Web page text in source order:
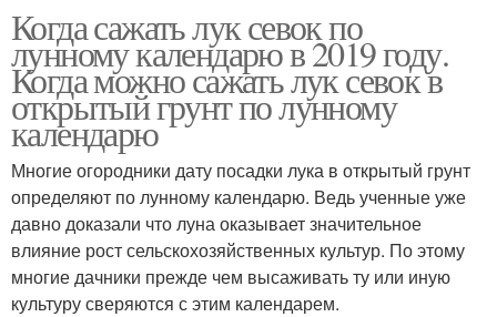
Когда сажать лук севок по
лунному календарю в 2019 году.
Когда можно сажать лук севок в
открытый грунт по лунному
календарю
Многие огородники дату посадки лука в открытый грунт
определяют по лунному календарю. Ведь ученные уже
давно доказали что луна оказывает значительное
влияние рост сельскохозяйственных культур. По этому
многие дачники прежде чем высаживать ту или иную
культуру сверяются с этим календарем.